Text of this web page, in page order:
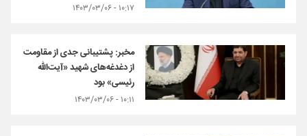
۱۰:۱۷ - ۱۴۰۳/۰۳/۰۶
مخبر: پشتیبانی جدی از مقاومت
از دغدغه‌های شهید «آیت‌الله
رئیسی» بود
۱۰:۱۱ - ۱۴۰۳/۰۳/۰۶